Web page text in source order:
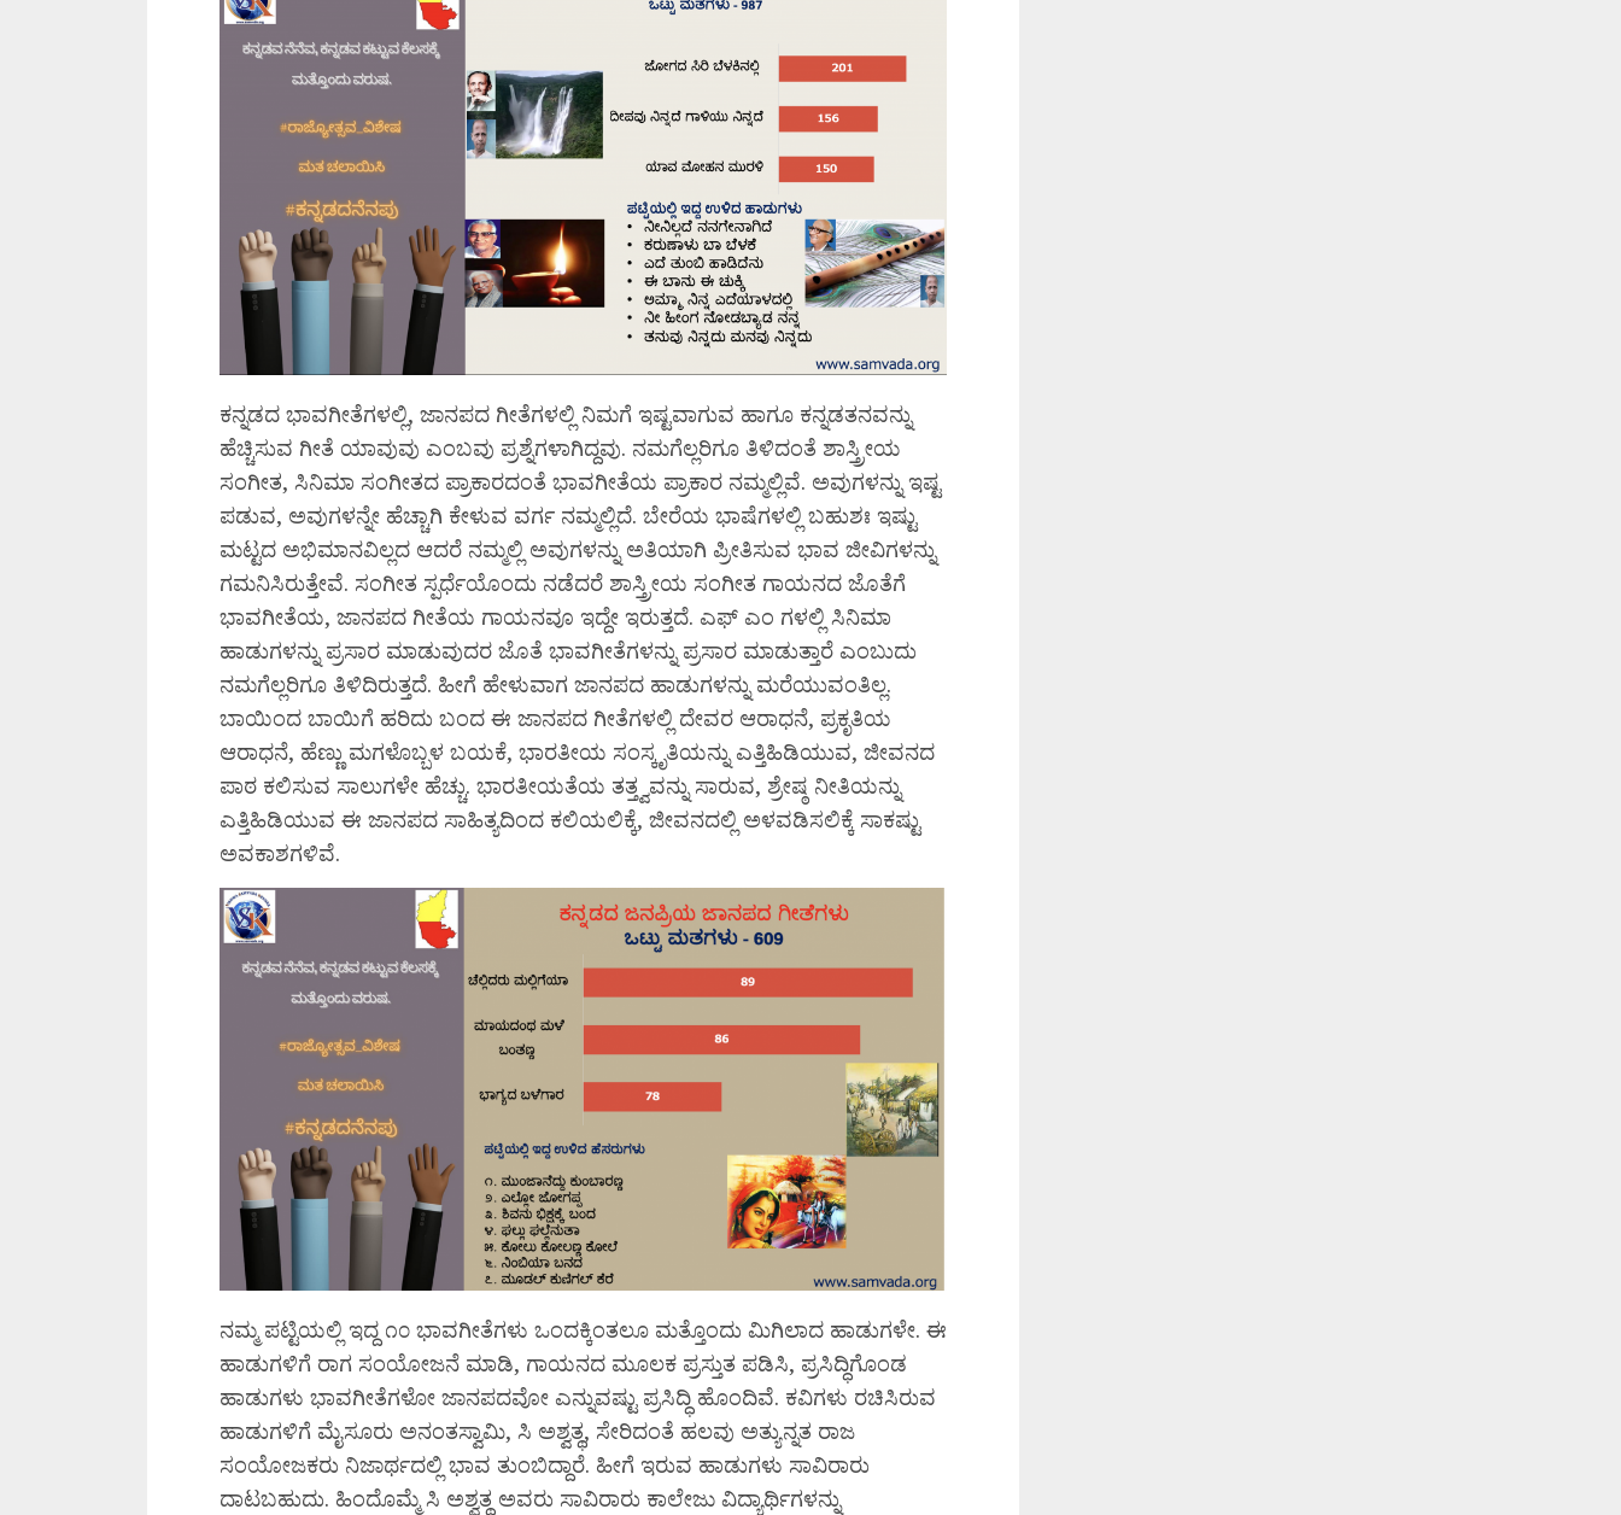
ಕನ್ನಡದ ಭಾವಗೀತೆಗಳಲ್ಲಿ, ಜಾನಪದ ಗೀತೆಗಳಲ್ಲಿ ನಿಮಗೆ ಇಷ್ಟವಾಗುವ ಹಾಗೂ ಕನ್ನಡತನವನ್ನು
ಹೆಚ್ಚಿಸುವ ಗೀತೆ ಯಾವುವು ಎಂಬವು ಪ್ರಶ್ನೆಗಳಾಗಿದ್ದವು. ನಮಗೆಲ್ಲರಿಗೂ ತಿಳಿದಂತೆ ಶಾಸ್ತ್ರೀಯ
ಸಂಗೀತ, ಸಿನಿಮಾ ಸಂಗೀತದ ಪ್ರಾಕಾರದಂತೆ ಭಾವಗೀತೆಯ ಪ್ರಾಕಾರ ನಮ್ಮಲ್ಲಿವೆ. ಅವುಗಳನ್ನು ಇಷ್ಟ
ಪಡುವ, ಅವುಗಳನ್ನೇ ಹೆಚ್ಚಾಗಿ ಕೇಳುವ ವರ್ಗ ನಮ್ಮಲ್ಲಿದೆ. ಬೇರೆಯ ಭಾಷೆಗಳಲ್ಲಿ ಬಹುಶಃ ಇಷ್ಟು
ಮಟ್ಟದ ಅಭಿಮಾನವಿಲ್ಲದ ಆದರೆ ನಮ್ಮಲ್ಲಿ ಅವುಗಳನ್ನು ಅತಿಯಾಗಿ ಪ್ರೀತಿಸುವ ಭಾವ ಜೀವಿಗಳನ್ನು
ಗಮನಿಸಿರುತ್ತೇವೆ. ಸಂಗೀತ ಸ್ಪರ್ಧೆಯೊಂದು ನಡೆದರೆ ಶಾಸ್ತ್ರೀಯ ಸಂಗೀತ ಗಾಯನದ ಜೊತೆಗೆ
ಭಾವಗೀತೆಯ, ಜಾನಪದ ಗೀತೆಯ ಗಾಯನವೂ ಇದ್ದೇ ಇರುತ್ತದೆ. ಎಫ್ ಎಂ ಗಳಲ್ಲಿ ಸಿನಿಮಾ
ಹಾಡುಗಳನ್ನು ಪ್ರಸಾರ ಮಾಡುವುದರ ಜೊತೆ ಭಾವಗೀತೆಗಳನ್ನು ಪ್ರಸಾರ ಮಾಡುತ್ತಾರೆ ಎಂಬುದು
ನಮಗೆಲ್ಲರಿಗೂ ತಿಳಿದಿರುತ್ತದೆ. ಹೀಗೆ ಹೇಳುವಾಗ ಜಾನಪದ ಹಾಡುಗಳನ್ನು ಮರೆಯುವಂತಿಲ್ಲ.
ಬಾಯಿಂದ ಬಾಯಿಗೆ ಹರಿದು ಬಂದ ಈ ಜಾನಪದ ಗೀತೆಗಳಲ್ಲಿ ದೇವರ ಆರಾಧನೆ, ಪ್ರಕೃತಿಯ
ಆರಾಧನೆ, ಹೆಣ್ಣು ಮಗಳೊಬ್ಬಳ ಬಯಕೆ, ಭಾರತೀಯ ಸಂಸ್ಕೃತಿಯನ್ನು ಎತ್ತಿಹಿಡಿಯುವ, ಜೀವನದ
ಪಾಠ ಕಲಿಸುವ ಸಾಲುಗಳೇ ಹೆಚ್ಚು. ಭಾರತೀಯತೆಯ ತತ್ತ್ವವನ್ನು ಸಾರುವ, ಶ್ರೇಷ್ಠ ನೀತಿಯನ್ನು
ಎತ್ತಿಹಿಡಿಯುವ ಈ ಜಾನಪದ ಸಾಹಿತ್ಯದಿಂದ ಕಲಿಯಲಿಕ್ಕೆ, ಜೀವನದಲ್ಲಿ ಅಳವಡಿಸಲಿಕ್ಕೆ ಸಾಕಷ್ಟು
ಅವಕಾಶಗಳಿವೆ.
ನಮ್ಮ ಪಟ್ಟಿಯಲ್ಲಿ ಇದ್ದ ೧೦ ಭಾವಗೀತೆಗಳು ಒಂದಕ್ಕಿಂತಲೂ ಮತ್ತೊಂದು ಮಿಗಿಲಾದ ಹಾಡುಗಳೇ. ಈ
ಹಾಡುಗಳಿಗೆ ರಾಗ ಸಂಯೋಜನೆ ಮಾಡಿ, ಗಾಯನದ ಮೂಲಕ ಪ್ರಸ್ತುತ ಪಡಿಸಿ, ಪ್ರಸಿದ್ಧಿಗೊಂಡ
ಹಾಡುಗಳು ಭಾವಗೀತೆಗಳೋ ಜಾನಪದವೋ ಎನ್ನುವಷ್ಟು ಪ್ರಸಿದ್ಧಿ ಹೊಂದಿವೆ. ಕವಿಗಳು ರಚಿಸಿರುವ
ಹಾಡುಗಳಿಗೆ ಮೈಸೂರು ಅನಂತಸ್ವಾಮಿ, ಸಿ ಅಶ್ವತ್ಥ, ಸೇರಿದಂತೆ ಹಲವು ಅತ್ಯುನ್ನತ ರಾಜ
ಸಂಯೋಜಕರು ನಿಜಾರ್ಥದಲ್ಲಿ ಭಾವ ತುಂಬಿದ್ದಾರೆ. ಹೀಗೆ ಇರುವ ಹಾಡುಗಳು ಸಾವಿರಾರು
ದಾಟಬಹುದು. ಹಿಂದೊಮ್ಮೆ ಸಿ ಅಶ್ವತ್ಥ ಅವರು ಸಾವಿರಾರು ಕಾಲೇಜು ವಿದ್ಯಾರ್ಥಿಗಳನ್ನು